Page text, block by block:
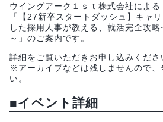
ウイングアーク１ｓｔ株式会社による
「【27新卒スタートダッシュ】キャ
した採用人事が教える、就活完全攻
～」のご案内です。
詳細をご覧いただきお申し込みくださ
※アーカイブなどは残しませんので、
い。
■イベント詳細